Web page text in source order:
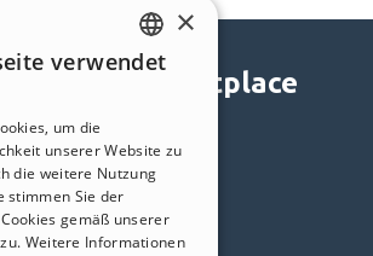
Marketplace
Templates
Objekte
Angebote
ENGLISH
GERMAN
SPANISH
PORTUGUESE
×
verwendet
um die
unserer Website zu
die weitere Nutzung
stimmen Sie der
gemäß unserer
Weitere Informationen